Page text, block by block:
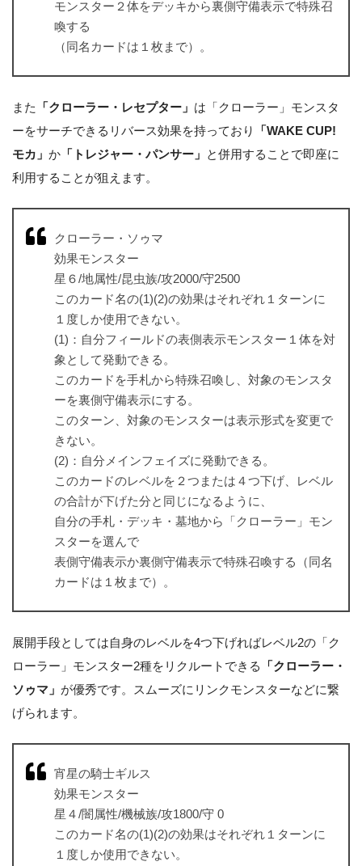
モンスター２体をデッキから裏側守備表示で特殊召
喚する
（同名カードは１枚まで）。
また 「クローラー・レセプター」 は「クローラー」モンスタ
ーをサーチできるリバース効果を持っており
「WAKE CUP!
モカ」 か 「トレジャー・パンサー」 と併用することで即座に
利用することが狙えます。
クローラー・ソゥマ
効果モンスター
星６/地属性/昆虫族/攻2000/守2500
このカード名の(1)(2)の効果はそれぞれ１ターンに
１度しか使用できない。
(1)：自分フィールドの表側表示モンスター１体を対
象として発動できる。
このカードを手札から特殊召喚し、対象のモンスタ
ーを裏側守備表示にする。
このターン、対象のモンスターは表示形式を変更で
きない。
(2)：自分メインフェイズに発動できる。
このカードのレベルを２つまたは４つ下げ、レベル
の合計が下げた分と同じになるように、
自分の手札・デッキ・墓地から「クローラー」モン
スターを選んで
表側守備表示か裏側守備表示で特殊召喚する（同名
カードは１枚まで）。
展開手段としては自身のレベルを4つ下げればレベル2の「ク
ローラー」モンスター2種をリクルートできる
「クローラー・
ソゥマ」 が優秀です。スムーズにリンクモンスターなどに繋
げられます。
宵星の騎士ギルス
効果モンスター
星４/闇属性/機械族/攻1800/守 0
このカード名の(1)(2)の効果はそれぞれ１ターンに
１度しか使用できない。